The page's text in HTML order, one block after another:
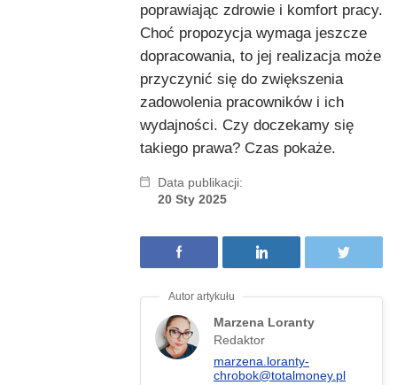
poprawiając zdrowie i komfort pracy.
Choć propozycja wymaga jeszcze
dopracowania, to jej realizacja może
przyczynić się do zwiększenia
zadowolenia pracowników i ich
wydajności. Czy doczekamy się
takiego prawa? Czas pokaże.
Data publikacji:
20 Sty 2025
Marzena Loranty
Redaktor
marzena.loranty-
chrobok@totalmoney.pl